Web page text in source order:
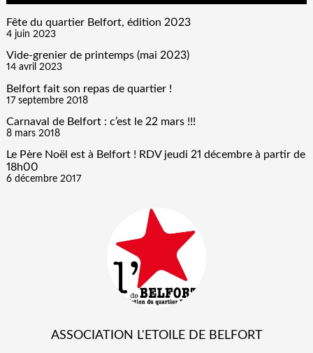
Fête du quartier Belfort, édition 2023
4 juin 2023
Vide-grenier de printemps (mai 2023)
14 avril 2023
Belfort fait son repas de quartier !
17 septembre 2018
Carnaval de Belfort : c’est le 22 mars !!!
8 mars 2018
Le Père Noël est à Belfort ! RDV jeudi 21 décembre à partir de
18h00
6 décembre 2017
ASSOCIATION L'ETOILE DE BELFORT